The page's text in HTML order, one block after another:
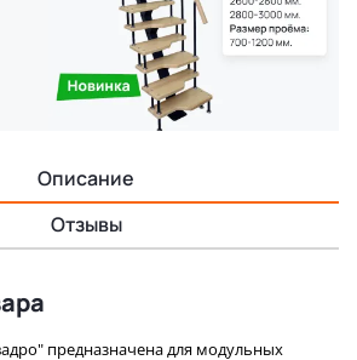
Описание
Отзывы
предназначена для модульных